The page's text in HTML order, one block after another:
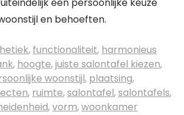
een persoonlijke keuze
en behoeften.
, functionaliteit, harmonieus
, hoogte,juiste salontafel kiezen,
woonstijl, plaatsing,
, ruimte,salontafel,salontafels,
,vorm,woonkamer